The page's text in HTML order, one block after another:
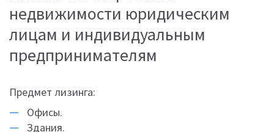
недвижимости юридическим
лицам и индивидуальным
предпринимателям
Предмет лизинга:
Офисы.
Здания.